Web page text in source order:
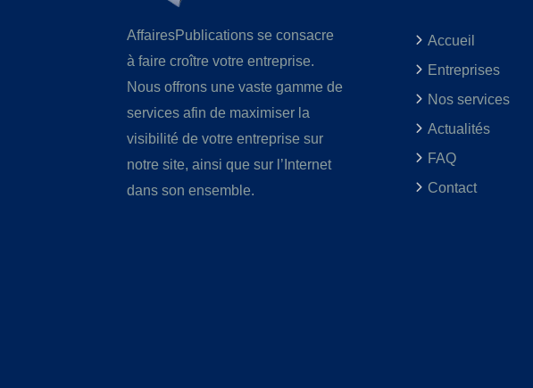
AffairesPublications se consacre
à faire croître votre entreprise.
Nous offrons une vaste gamme de
services afin de maximiser la
visibilité de votre entreprise sur
notre site, ainsi que sur l’Internet
dans son ensemble.
Accueil
Entreprises
Nos services
Actualités
FAQ
Contact